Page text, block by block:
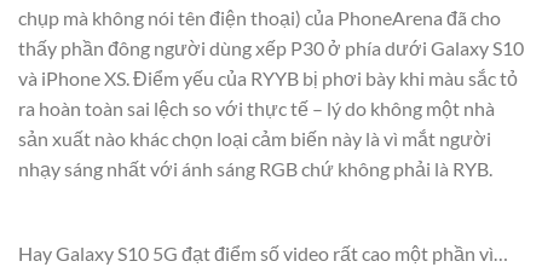
chụp mà không nói tên điện thoại) của PhoneArena đã cho
thấy phần đông người dùng xếp P30 ở phía dưới Galaxy S10
và iPhone XS. Điểm yếu của RYYB bị phơi bày khi màu sắc tỏ
ra hoàn toàn sai lệch so với thực tế – lý do không một nhà
sản xuất nào khác chọn loại cảm biến này là vì mắt người
nhạy sáng nhất với ánh sáng RGB chứ không phải là RYB.
Hay Galaxy S10 5G đạt điểm số video rất cao một phần vì…